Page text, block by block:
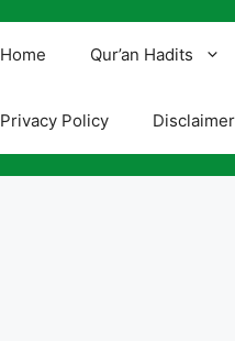
Home Qur’an Hadits
Privacy Policy